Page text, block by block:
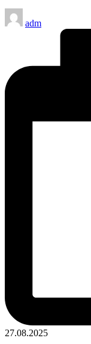
Запись
от
adm
27.08.2025